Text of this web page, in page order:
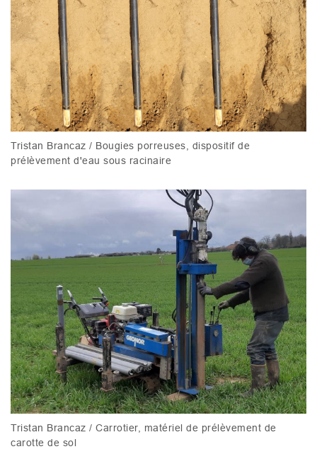
Tristan Brancaz / Bougies porreuses, dispositif de
prélèvement d'eau sous racinaire
Tristan Brancaz / Carrotier, matériel de prélèvement de
carotte de sol